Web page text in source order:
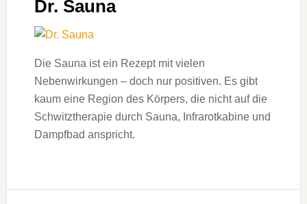
Dr. Sauna
Die Sauna ist ein Rezept mit vielen
Nebenwirkungen – doch nur positiven. Es gibt
kaum eine Region des Körpers, die nicht auf die
Schwitz­therapie durch Sauna, Infrarot­kabine und
Dampfbad anspricht.